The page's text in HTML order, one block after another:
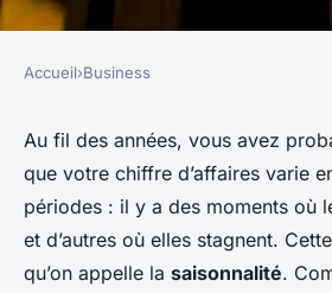
Comment gérer la
des ventes ?
cyrille•18 février 2024 •6 min de lecture
Accueil›Business
Au fil des années, vous avez
que votre chiffre d’affaires varie
périodes : il y a des moments où
et d’autres où elles stagnent.
qu’on appelle la saisonnalité.